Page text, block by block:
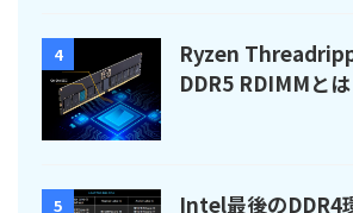
4
Ryzen
DDR5 RDIMMとは
5 Intel最後のDDR4